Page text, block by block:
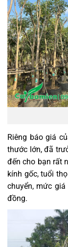
Riêng báo giá
thước lớn, đã
đến cho bạn rất
kính gốc, tuổi
chuyển, mức
đồng.